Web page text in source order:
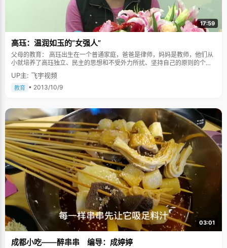
17:59
高珏：温润如玉的“女强人”
父母的教育： 高珏出生在一个普通家庭，爸爸是律师，妈妈是教师，他们从
小就培养了高珏独立、民主的思想和不受外力所扰、坚持自己的原则的个
性。提起爸爸，高珏最欣赏的是他为失足的未成年人和农民工等弱势群体辩
护，高珏因为自己有这样一位善良、有正义感的爸爸感到自豪，爸爸也影响
了高珏，让她有了正直高尚的人格。都说严父慈母，可在高珏的家里却是妈
亲的教育很严格，但是高珏说正是这样的严格的教育让她端正了学习态度，
有了一个好的学习习惯。 做个感恩的人： 高珏还是个懂得感恩的孩子。清华
自主招生抱憾而归后，她最大的遗憾不是没取得加分，而是觉得愧对班主任
钱老师。因为给到学校的清华自主招生名额很少，原本都分配给了理科班，
高珏的班主任钱老师为此特别找校长给文科班要来一个名额，所以没有取得
加分，让高珏内心不安的不是成绩，而是觉得辜负了老师的期望。而这些，
是钱老师从别处无意间得知的，高珏从来没有和老师提起过。只是在南京考
试后，她特意去夫子庙给钱老师的儿子买了个小挂坠儿，希望他日后能学业
有成。将感恩埋在心里，默默的做的这一切，让钱老师尤为感慨。 喜欢提
问，问得多了收获就多 "我觉得我学习中最好的方法就是多问老师，不仅问自
己的老师也会问别的班老师。"谈起考高分的秘诀，高珏说，她有时为了一篇
作文会问很多位老师，"每位老师都有不同的见解，我问得多了，得到的建议
也就多了，对学习很有帮助。"另外，高珏说，平时不能为了提高成绩，看书
只看作文书，"要多看一些，杂七杂八什么书都可以看，虽然不会立竿见影，
但可以积累知识。"晚上回家，或者周末，高珏最喜欢听音乐让自己放
松，"我会听各种好听的音乐，觉得很享受，心情也会变好。" 高三这一年，
高珏还喜欢上了美剧，"自从接触到美剧后，一下子喜欢上了，我喜欢从剧中
UP主: 飞宇视频
教育 • 2013/10/9
03:01
成都小吃——醉串串 编导：成婷婷